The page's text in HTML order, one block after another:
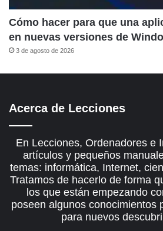
Cómo hacer para que una
en nuevas versiones de
3 de agosto de 2026
Acerca de Lecciones
En Lecciones, Ordenadores e
artículos y pequeños
temas: informática, Internet,
Tratamos de hacerlo de forma
los que están empezando
poseen algunos conocimientos
para nuevos